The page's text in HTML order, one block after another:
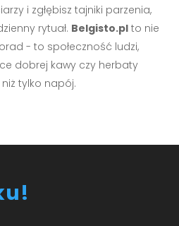
i zgłębisz tajniki parzenia,
rytuał. Belgisto.pl to nie
- to społeczność ludzi,
dobrej kawy czy herbaty
tylko napój.